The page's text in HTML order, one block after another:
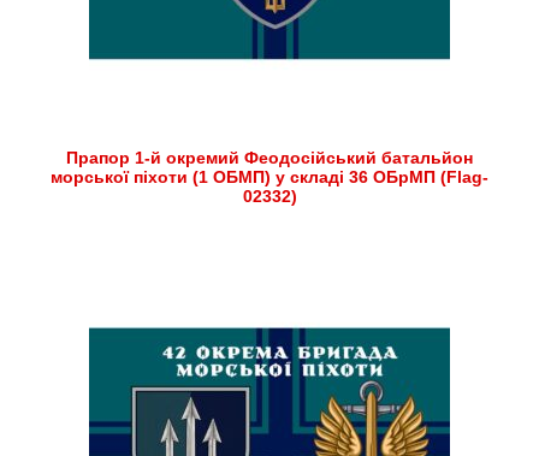
Прапор 1-й окремий Феодосійський батальйон
морської піхоти (1 ОБМП) у складі 36 ОБрМП (Flag-
02332)